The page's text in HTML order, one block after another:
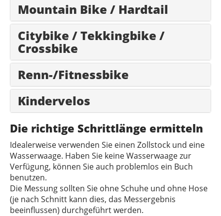
Mountain Bike / Hardtail
Citybike / Tekkingbike /
Crossbike
Renn-/Fitnessbike
Kindervelos
Die richtige Schrittlänge ermitteln
Idealerweise verwenden Sie einen Zollstock und eine
Wasserwaage. Haben Sie keine Wasserwaage zur
Verfügung, können Sie auch problemlos ein Buch
benutzen.
Die Messung sollten Sie ohne Schuhe und ohne Hose
(je nach Schnitt kann dies, das Messergebnis
beeinflussen) durchgeführt werden.